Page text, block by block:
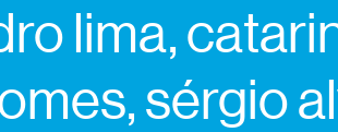
lima,
sérgio